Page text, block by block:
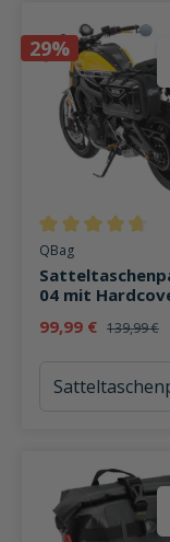
29%
Durchschnittliche
QBag
04 mit
99,99 € 139,99 €